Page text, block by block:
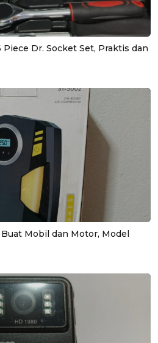
Piece Dr. Socket Set, Praktis dan
Mobil dan Motor, Model